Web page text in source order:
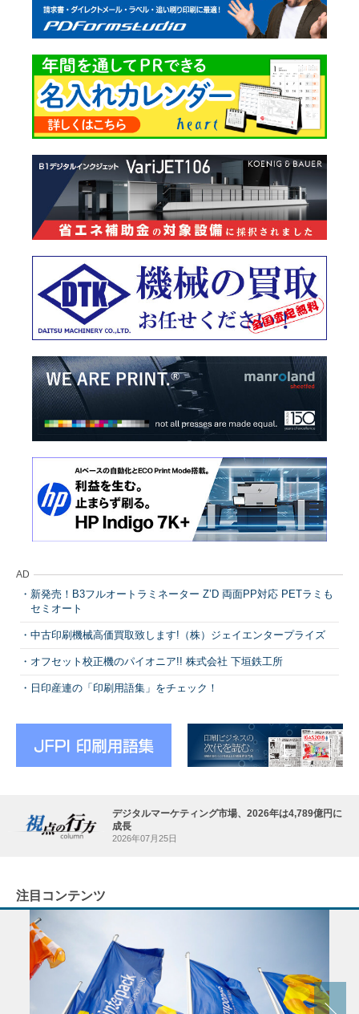
AD
新発売！B3フルオートラミネーター Z’D 両面PP対応 PETラミも
セミオート
中古印刷機械高価買取致します!（株）ジェイエンタープライズ
オフセット校正機のパイオニア!! 株式会社 下垣鉄工所
日印産連の「印刷用語集」をチェック！
デジタルマーケティング市場、2026年は4,789億円に
成長
2026年07月25日
注目コンテンツ